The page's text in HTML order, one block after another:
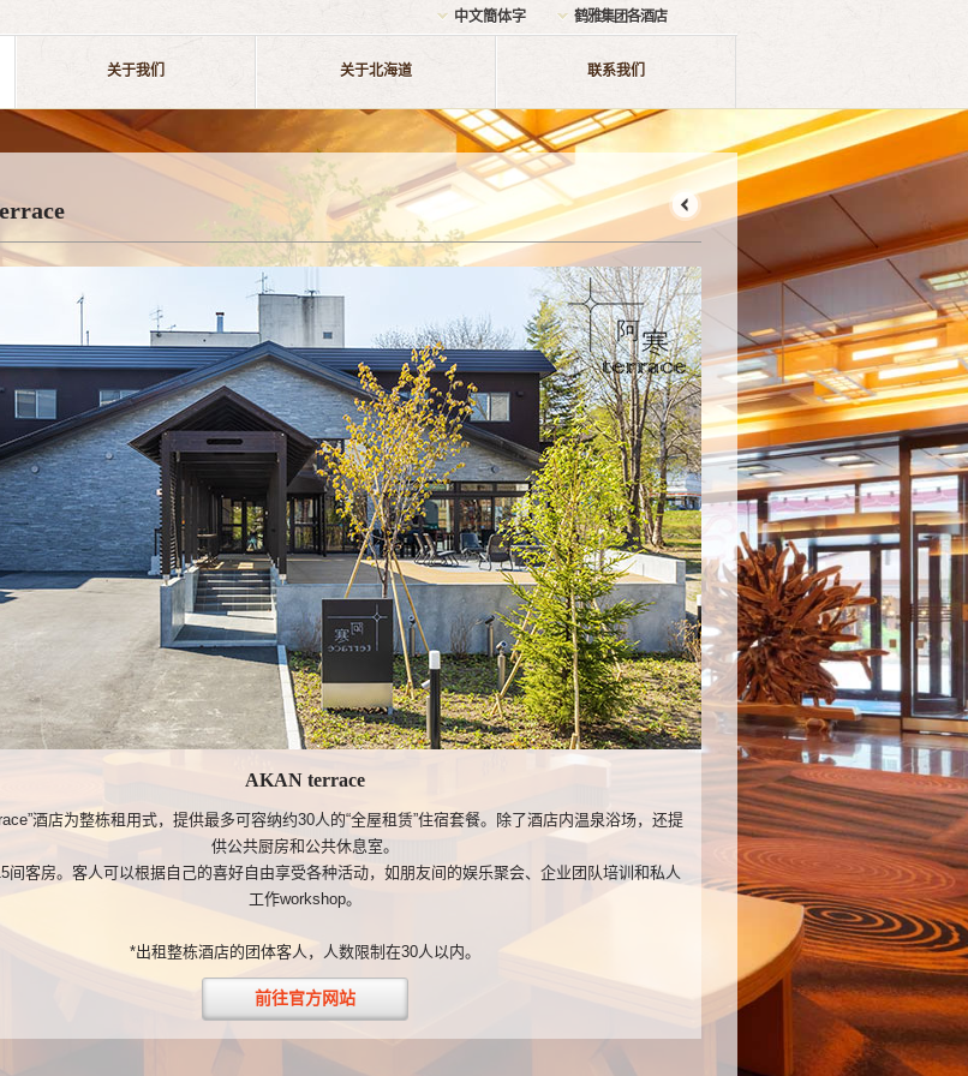
中文簡体字 鹤雅集团各酒店
关于我们 关于北海道 联系我们
AKAN terrace
酒店为整栋租用式，提供最多可容纳约30人的“全屋租赁”住宿套餐。除了酒店内温泉浴场，还提
供公共厨房和公共休息室。
间客房。客人可以根据自己的喜好自由享受各种活动，如朋友间的娱乐聚会、企业团队培训和私人
工作workshop。
*出租整栋酒店的团体客人，人数限制在30人以内。
前往官方网站